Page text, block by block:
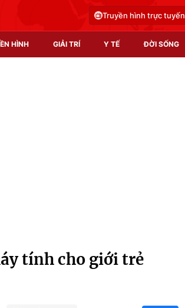
Truyền hình trực tuyến
HÌNH GIẢI TRÍ Y TẾ ĐỜI SỐNG
Infographic
tính cho giới trẻ